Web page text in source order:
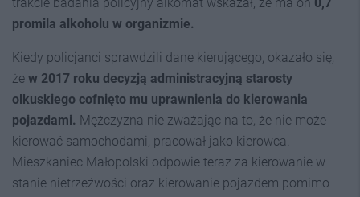
promila alkoholu w organizmie.
Kiedy policjanci sprawdzili dane kierującego, okazało się,
że w 2017 roku decyzją administracyjną starosty
olkuskiego cofnięto mu uprawnienia do kierowania
pojazdami. Mężczyzna nie zważając na to, że nie może
kierować samochodami, pracował jako kierowca.
Mieszkaniec Małopolski odpowie teraz za kierowanie w
stanie nietrzeźwości oraz kierowanie pojazdem pomimo